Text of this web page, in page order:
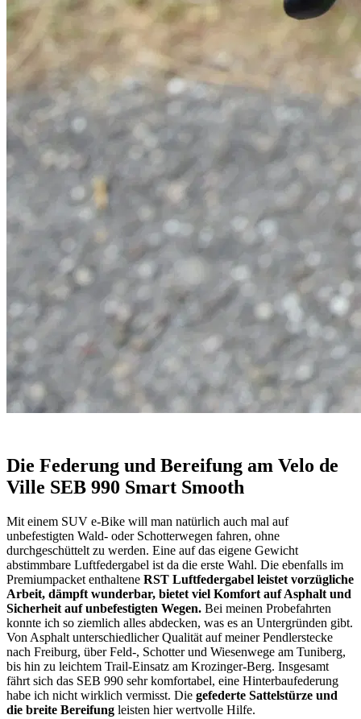
Die Federung und Bereifung am Velo de
Ville SEB 990 Smart Smooth
Mit einem SUV e-Bike will man natürlich auch mal auf
unbefestigten Wald- oder Schotterwegen fahren, ohne
durchgeschüttelt zu werden. Eine auf das eigene Gewicht
abstimmbare Luftfedergabel ist da die erste Wahl. Die ebenfalls im
Premiumpacket enthaltene RST Luftfedergabel leistet vorzügliche
Arbeit, dämpft wunderbar, bietet viel Komfort auf Asphalt und
Sicherheit auf unbefestigten Wegen. Bei meinen Probefahrten
konnte ich so ziemlich alles abdecken, was es an Untergründen gibt.
Von Asphalt unterschiedlicher Qualität auf meiner Pendlerstecke
nach Freiburg, über Feld-, Schotter und Wiesenwege am Tuniberg,
bis hin zu leichtem Trail-Einsatz am Krozinger-Berg. Insgesamt
fährt sich das SEB 990 sehr komfortabel, eine Hinterbaufederung
habe ich nicht wirklich vermisst. Die gefederte Sattelstürze und
die breite Bereifung leisten hier wertvolle Hilfe.